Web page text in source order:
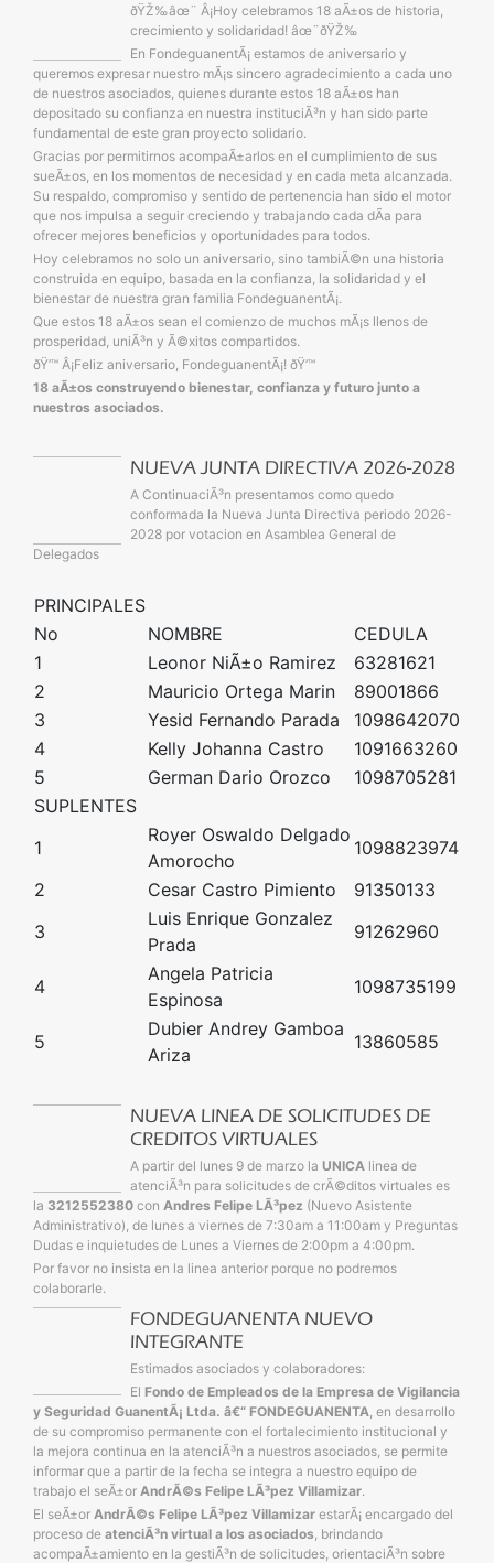
ðŸŽ‰âœ¨ Â¡Hoy celebramos 18 aÃ±os de historia,
crecimiento y solidaridad! âœ¨ðŸŽ‰
En FondeguanentÃ¡ estamos de aniversario y
queremos expresar nuestro mÃ¡s sincero agradecimiento a cada uno
de nuestros asociados, quienes durante estos 18 aÃ±os han
depositado su confianza en nuestra instituciÃ³n y han sido parte
fundamental de este gran proyecto solidario.
Gracias por permitirnos acompaÃ±arlos en el cumplimiento de sus
sueÃ±os, en los momentos de necesidad y en cada meta alcanzada.
Su respaldo, compromiso y sentido de pertenencia han sido el motor
que nos impulsa a seguir creciendo y trabajando cada dÃ­a para
ofrecer mejores beneficios y oportunidades para todos.
Hoy celebramos no solo un aniversario, sino tambiÃ©n una historia
construida en equipo, basada en la confianza, la solidaridad y el
bienestar de nuestra gran familia FondeguanentÃ¡.
Que estos 18 aÃ±os sean el comienzo de muchos mÃ¡s llenos de
prosperidad, uniÃ³n y Ã©xitos compartidos.
ðŸ’™ Â¡Feliz aniversario, FondeguanentÃ¡! ðŸ’™
18 aÃ±os construyendo bienestar, confianza y futuro junto a
nuestros asociados.
NUEVA JUNTA DIRECTIVA 2026-2028
A ContinuaciÃ³n presentamos como quedo
conformada la Nueva Junta Directiva periodo 2026-
2028 por votacion en Asamblea General de
Delegados
PRINCIPALES
No
NOMBRE
CEDULA
1
Leonor NiÃ±o Ramirez
63281621
2
Mauricio Ortega Marin
89001866
3
Yesid Fernando Parada
1098642070
4
Kelly Johanna Castro
1091663260
5
German Dario Orozco
1098705281
SUPLENTES
1
Royer Oswaldo Delgado
Amorocho
1098823974
2
Cesar Castro Pimiento
91350133
3
Luis Enrique Gonzalez
Prada
91262960
4
Angela Patricia
Espinosa
1098735199
5
Dubier Andrey Gamboa
Ariza
13860585
NUEVA LINEA DE SOLICITUDES DE
CREDITOS VIRTUALES
A partir del lunes 9 de marzo la UNICA linea de
atenciÃ³n para solicitudes de crÃ©ditos virtuales es
la 3212552380 con Andres Felipe LÃ³pez (Nuevo Asistente
Administrativo), de lunes a viernes de 7:30am a 11:00am y Preguntas
Dudas e inquietudes de Lunes a Viernes de 2:00pm a 4:00pm.
Por favor no insista en la linea anterior porque no podremos
colaborarle.
FONDEGUANENTA NUEVO
INTEGRANTE
Estimados asociados y colaboradores:
El Fondo de Empleados de la Empresa de Vigilancia
y Seguridad GuanentÃ¡ Ltda. â€“ FONDEGUANENTA, en desarrollo
de su compromiso permanente con el fortalecimiento institucional y
la mejora continua en la atenciÃ³n a nuestros asociados, se permite
informar que a partir de la fecha se integra a nuestro equipo de
trabajo el seÃ±or AndrÃ©s Felipe LÃ³pez Villamizar.
El seÃ±or AndrÃ©s Felipe LÃ³pez Villamizar estarÃ¡ encargado del
proceso de atenciÃ³n virtual a los asociados, brindando
acompaÃ±amiento en la gestiÃ³n de solicitudes, orientaciÃ³n sobre
Olvidó su